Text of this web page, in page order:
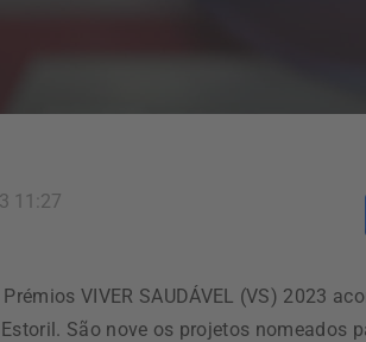
11:27
VIVER SAUDÁVEL (VS) 2023
São nove os projetos